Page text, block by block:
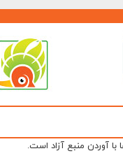
آوردن منبع آزاد است.